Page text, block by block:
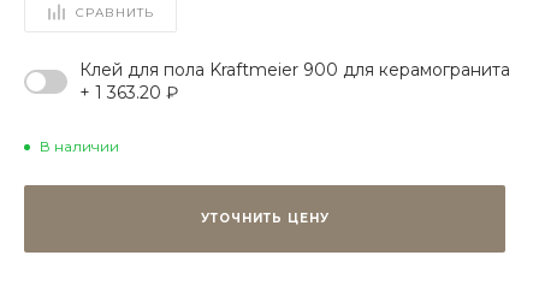
СРАВНИТЬ
Клей для пола Kraftmeier 900 для керамогранита
+ 1 363.20 ₽
В наличии
УТОЧНИТЬ ЦЕНУ